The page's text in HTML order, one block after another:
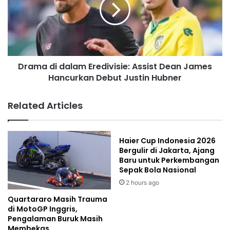
Drama di dalam Eredivisie: Assist Dean James
Hancurkan Debut Justin Hubner
Related Articles
Quartararo Masih Trauma
di MotoGP Inggris,
Pengalaman Buruk Masih
Haier Cup Indonesia 2026
Bergulir di Jakarta, Ajang
Baru untuk Perkembangan
Sepak Bola Nasional
2 hours ago